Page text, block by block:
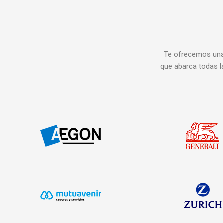
Te ofrecemos
que abarca todas